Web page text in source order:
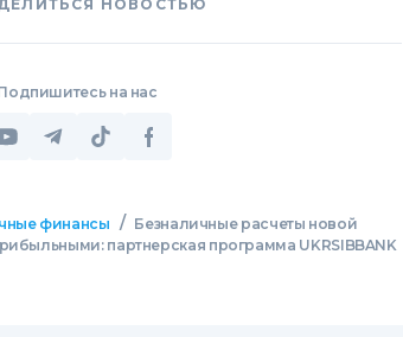
НОВОСТЬЮ
на нас
финансы / Безналичные расчеты новой
партнерская программа UKRSIBBANK